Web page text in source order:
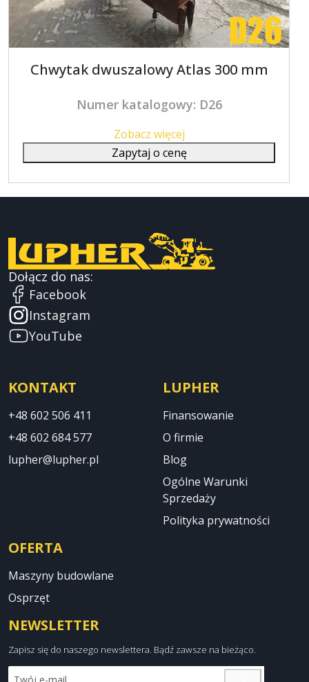
Chwytak dwuszalowy Atlas 300 mm
Numer katalogowy: D26
Zobacz więcej
Zapytaj o cenę
Dołącz do nas:
Facebook
Instagram
YouTube
KONTAKT
+48 602 506 411
+48 602 684 577
lupher@lupher.pl
LUPHER
Finansowanie
O firmie
Blog
Ogólne Warunki
Sprzedaży
Polityka prywatności
OFERTA
Maszyny budowlane
Osprzęt
NEWSLETTER
Zapisz się do naszego newslettera. Bądź zawsze na bieżąco.